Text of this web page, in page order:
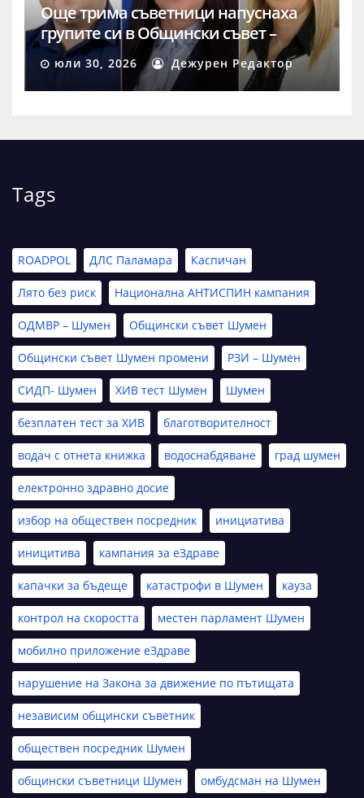
Още трима съветници напуснаха
групите си в Общински съвет –
Шумен
юли 30, 2026 Дежурен Редактор
Tags
ROADPOL ДЛС Паламара Каспичан
Лято без риск Национална АНТИСПИН кампания
ОДМВР – Шумен Общински съвет Шумен
Общински съвет Шумен промени РЗИ – Шумен
СИДП- Шумен ХИВ тест Шумен Шумен
безплатен тест за ХИВ благотворителност
водач с отнета книжка водоснабдяване град шумен
електронно здравно досие
избор на обществен посредник инициатива
иницитива кампания за еЗдраве
капачки за бъдеще катастрофи в Шумен кауза
контрол на скоростта местен парламент Шумен
мобилно приложение еЗдраве
нарушение на Закона за движение по пътищата
независим общински съветник
обществен посредник Шумен
общински съветници Шумен омбудсман на Шумен